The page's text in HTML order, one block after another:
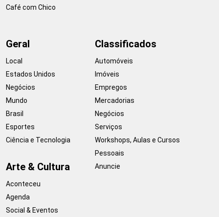
Café com Chico
Geral
Local
Estados Unidos
Negócios
Mundo
Brasil
Esportes
Ciência e Tecnologia
Arte & Cultura
Aconteceu
Agenda
Social & Eventos
Classificados
Automóveis
Imóveis
Empregos
Mercadorias
Negócios
Serviços
Workshops, Aulas e Cursos
Pessoais
Anuncie